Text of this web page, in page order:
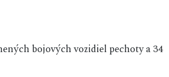
bojových vozidiel pechoty a 34